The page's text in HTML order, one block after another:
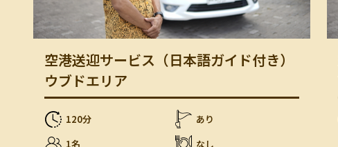
空港送迎サービス（日本語ガイド付き）
ウブドエリア
120分
あり
1名
なし